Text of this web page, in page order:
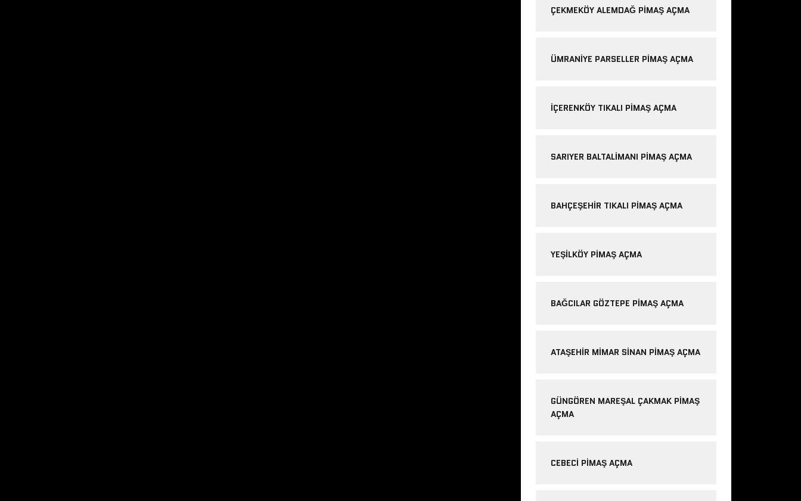
ÇEKMEKÖY ALEMDAĞ PIMAŞ AÇMA
ÜMRANIYE PARSELLER PIMAŞ AÇMA
IÇERENKÖY TIKALI PIMAŞ AÇMA
SARIYER BALTALIMANI PIMAŞ AÇMA
BAHÇEŞEHIR TIKALI PIMAŞ AÇMA
YEŞILKÖY PIMAŞ AÇMA
BAĞCILAR GÖZTEPE PIMAŞ AÇMA
ATAŞEHIR MIMAR SINAN PIMAŞ AÇMA
GÜNGÖREN MAREŞAL ÇAKMAK PIMAŞ
AÇMA
CEBECI PIMAŞ AÇMA